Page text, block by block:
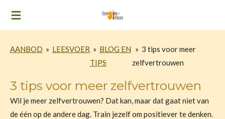
Ga
deAANBOD » LEESVOER » BLOG EN
TIPS
» 3 tips voor meer
zelfvertrouwen
3 tips voor meer zelfvertrouwen
Wil je meer zelfvertrouwen? Dat kan, maar dat gaat niet van
de één op de andere dag. Train jezelf om positiever te denken.